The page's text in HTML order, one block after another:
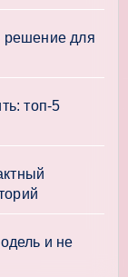
решение для
топ-5
и не